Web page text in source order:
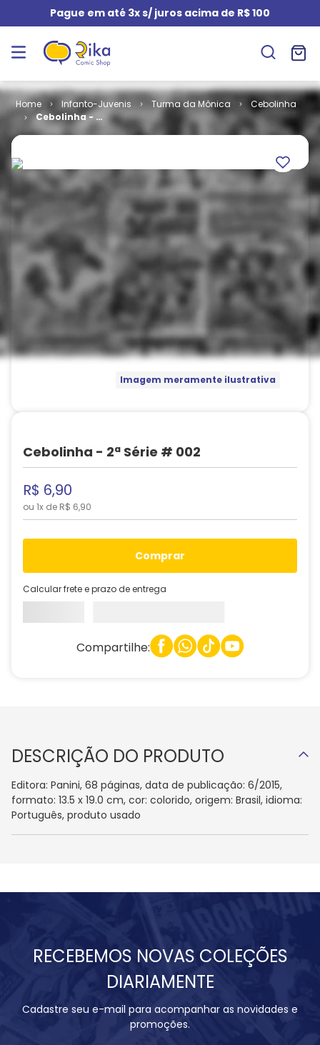
Pague em até 3x s/ juros acima de R$ 100
Infanto-Juvenis Turma da Mônica
Cebolinha
Cebolinha - 2ª
Série # 002
Imagem meramente ilustrativa
Cebolinha - 2ª Série # 002
R$ 6,90
ou 1x de R$ 6,90
comprar
Calcular frete e prazo de entrega
Compartilhe:
DESCRIÇÃO DO PRODUTO
Editora: Panini, 68 páginas, data de publicação: 6/2015,
formato: 13.5 x 19.0 cm, cor: colorido, origem: Brasil, idioma:
Português, produto usado
RECEBEMOS NOVAS COLEÇÕES
DIARIAMENTE
Cadastre seu e-mail para acompanhar as novidades e
promoções.